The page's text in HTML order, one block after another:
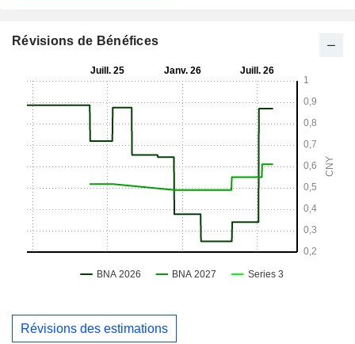
Révisions de Bénéfices
Révisions des estimations